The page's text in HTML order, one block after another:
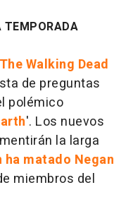
TEMPORADA
Walking Dead
de preguntas
polémico
'. Los nuevos
la larga
ha matado Negan
miembros del